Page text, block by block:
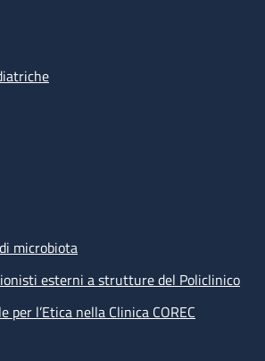
microbiota
esterni a strutture del Policlinico
per l’Etica nella Clinica COREC